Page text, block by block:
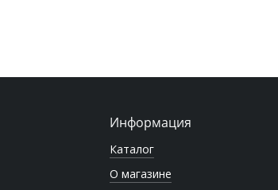
Информация
Каталог
О магазине